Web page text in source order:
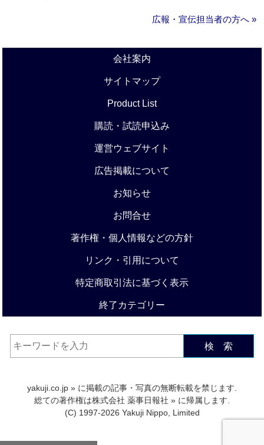
広報・宣伝担当者の方へ »
会社案内
サイトマップ
Product List
購読・試読申込み
運営ウェブサイト
広告掲載について
お知らせ
お問合せ
著作権・個人情報などの方針
リンク・引用について
特定商取引法に基づく表示
終了カテゴリー
検 索
yakuji.co.jp » に掲載の記事・写真の無断転載を禁じます.
総ての著作権は株式会社 薬事日報社 » に帰属します.
(C) 1997-2026 Yakuji Nippo, Limited